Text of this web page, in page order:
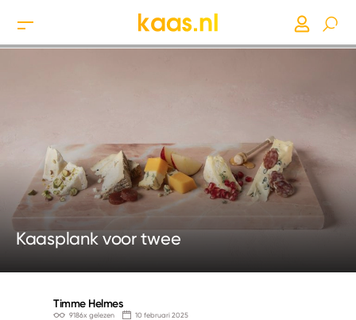
Kaasplank voor twee
Timme Helmes
9186x gelezen 10 februari 2025